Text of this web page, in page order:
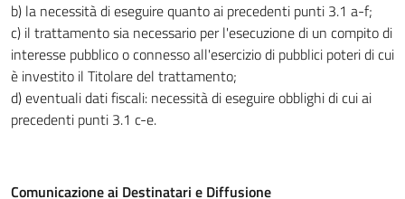
b) la necessità di eseguire quanto ai precedenti punti 3.1 a-f;
c) il trattamento sia necessario per l'esecuzione di un compito di
interesse pubblico o connesso all'esercizio di pubblici poteri di cui
è investito il Titolare del trattamento;
d) eventuali dati fiscali: necessità di eseguire obblighi di cui ai
precedenti punti 3.1 c-e.
Comunicazione ai Destinatari e Diffusione